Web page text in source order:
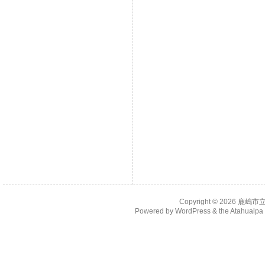
Copyright © 2026 鹿嶋市
Powered by WordPress& the Atahualpa